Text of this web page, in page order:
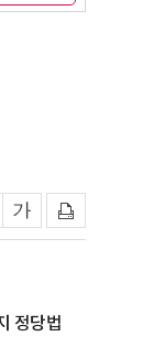
정당법